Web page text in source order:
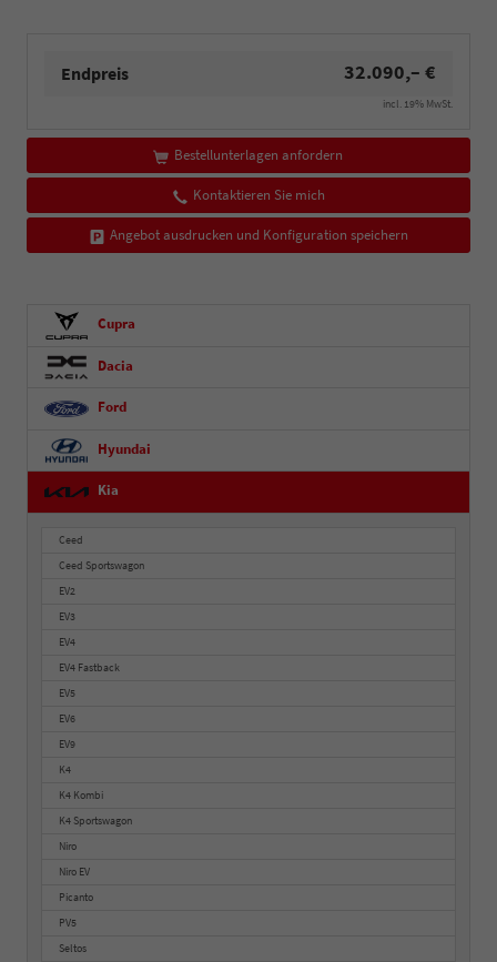
Endpreis 32.090,– €
incl. 19% MwSt.
Bestellunterlagen anfordern
Kontaktieren Sie mich
Angebot ausdrucken und Konfiguration speichern
Cupra
Dacia
Ford
Hyundai
Kia
Ceed
Ceed Sportswagon
EV2
EV3
EV4
EV4 Fastback
EV5
EV6
EV9
K4
K4 Kombi
K4 Sportswagon
Niro
Niro EV
Picanto
PV5
Seltos